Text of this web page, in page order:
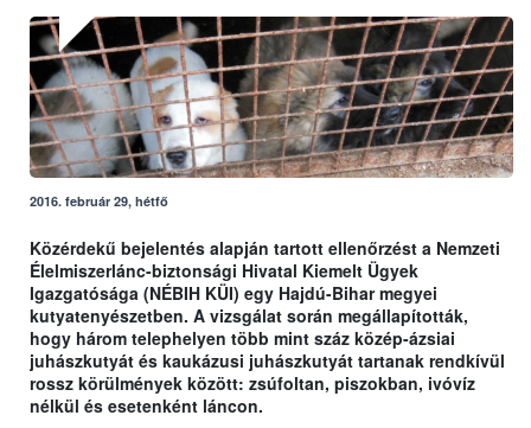
2016. február 29, hétfő
Közérdekű bejelentés alapján tartott ellenőrzést a Nemzeti
Élelmiszerlánc-biztonsági Hivatal Kiemelt Ügyek
Igazgatósága (NÉBIH KÜI) egy Hajdú-Bihar megyei
kutyatenyészetben. A vizsgálat során megállapították,
hogy három telephelyen több mint száz közép-ázsiai
juhászkutyát és kaukázusi juhászkutyát tartanak rendkívül
rossz körülmények között: zsúfoltan, piszokban, ivóvíz
nélkül és esetenként láncon.